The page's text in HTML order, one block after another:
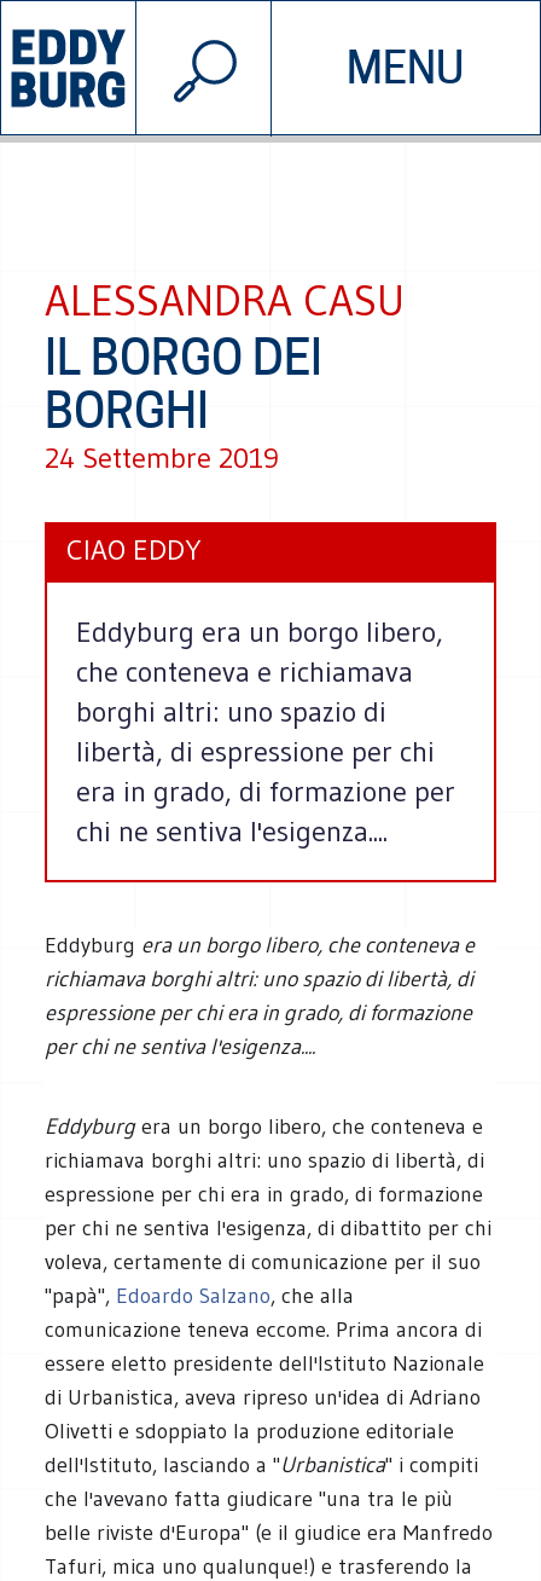
MENU
INIZIATIVE CHI SIAMO
© 2026 EDDYBURG
ALESSANDRA CASU
IL BORGO DEI
BORGHI
24 Settembre 2019
CIAO EDDY
Eddyburg era un borgo libero,
che conteneva e richiamava
borghi altri: uno spazio di
libertà, di espressione per chi
era in grado, di formazione per
chi ne sentiva l'esigenza....
Eddyburg era un borgo libero, che conteneva e
richiamava borghi altri: uno spazio di libertà, di
espressione per chi era in grado, di formazione
per chi ne sentiva l'esigenza....
Eddyburgera un borgo libero, che conteneva e
richiamava borghi altri: uno spazio di libertà, di
espressione per chi era in grado, di formazione
per chi ne sentiva l'esigenza, di dibattito per chi
voleva, certamente di comunicazione per il suo
"papà", Edoardo Salzano, che alla
comunicazione teneva eccome. Prima ancora di
essere eletto presidente dell'Istituto Nazionale
di Urbanistica, aveva ripreso un'idea di Adriano
Olivetti e sdoppiato la produzione editoriale
dell'Istituto, lasciando a "Urbanistica" i compiti
che l'avevano fatta giudicare "una tra le più
belle riviste d'Europa" (e il giudice era Manfredo
Tafuri, mica uno qualunque!) e trasferendo la